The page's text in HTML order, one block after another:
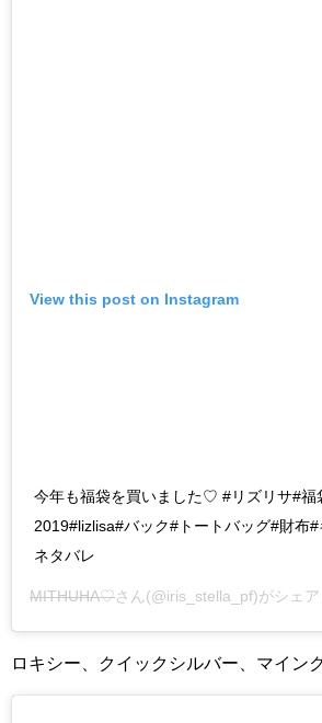
View this post on Instagram
今年も福袋を買いました♡ #リズリサ#福
2019#lizlisa#バック#トートバッグ#財布
ネタバレ
MITHUHA♡さん(@iris_stella_pf)がシェ
ロキシー、クイックシルバー、マイン